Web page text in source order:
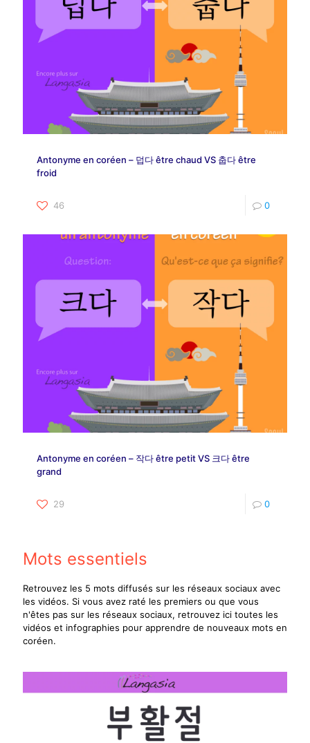
Antonyme en coréen – 덥다 être chaud VS 춥다 être
froid
46 0
Antonyme en coréen – 작다 être petit VS 크다 être
grand
29 0
Mots essentiels
Retrouvez les 5 mots diffusés sur les réseaux sociaux avec
les vidéos. Si vous avez raté les premiers ou que vous
n'êtes pas sur les réseaux sociaux, retrouvez ici toutes les
vidéos et infographies pour apprendre de nouveaux mots en
coréen.